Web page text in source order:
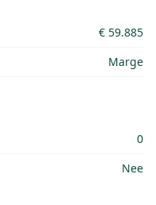
€ 59.885
Marge
0
Nee